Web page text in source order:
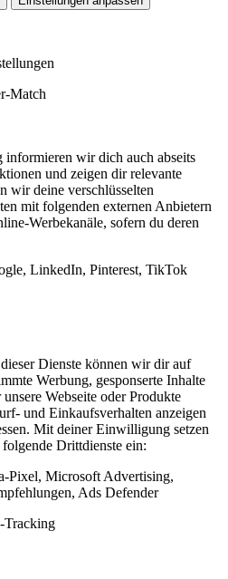
Match
wir dich auch abseits
und zeigen dir relevante
wir deine verschlüsselten
mit folgenden externen Anbietern
Werbekanäle, sofern du deren
LinkedIn, Pinterest, TikTok
Dienste können wir dir auf
Werbung, gesponserte Inhalte
Webseite oder Produkte
und Einkaufsverhalten anzeigen
Mit deiner Einwilligung setzen
Drittdienste ein:
Pixel, Microsoft Advertising,
Ads Defender
Tracking